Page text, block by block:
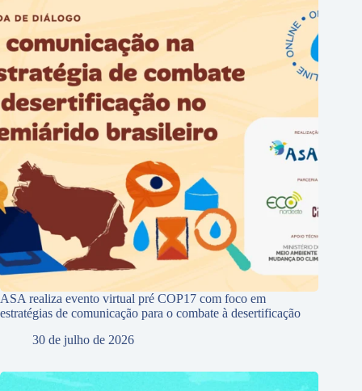
ASA realiza evento virtual pré COP17 com foco em
estratégias de comunicação para o combate à desertificação
30 de julho de 2026